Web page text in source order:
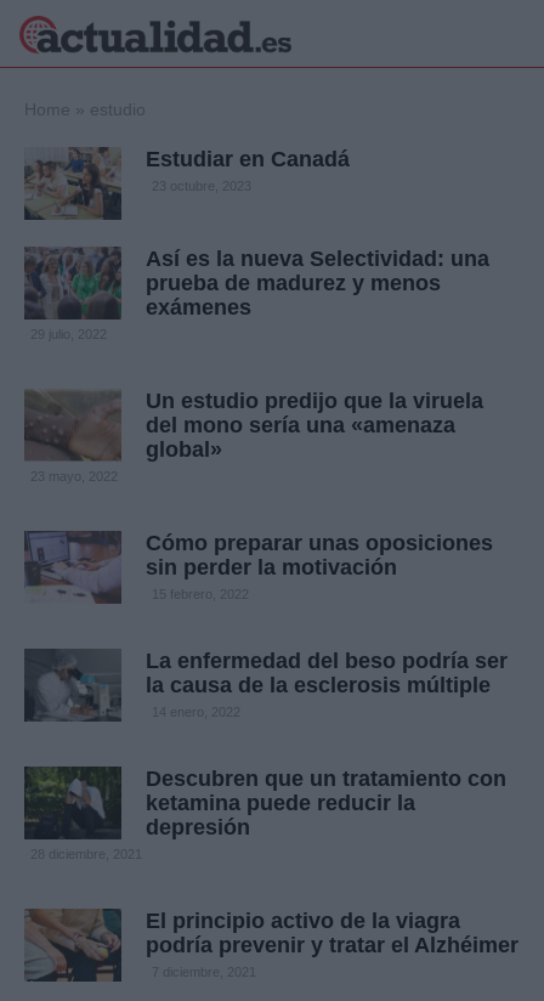
Política
Crónica
Economía
Internacional
Viajes
Tecnología
Gente
Home » estudio
Estudiar en Canadá
23 octubre, 2023
Así es la nueva Selectividad: una
prueba de madurez y menos
exámenes
Un estudio predijo que la viruela
del mono sería una «amenaza
global»
23 mayo, 2022
Cómo preparar unas oposiciones
sin perder la motivación
15 febrero, 2022
La enfermedad del beso podría ser
la causa de la esclerosis múltiple
14 enero, 2022
Descubren que un tratamiento con
ketamina puede reducir la
depresión
28 diciembre, 2021
El principio activo de la viagra
podría prevenir y tratar el Alzhéimer
7 diciembre, 2021